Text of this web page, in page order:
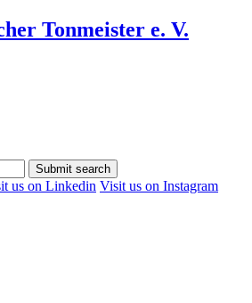
Tonmeister e. V.
Submit search
us on Linkedin Visit us on Instagram